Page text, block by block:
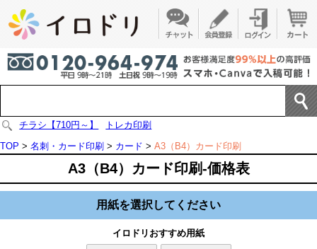
チラシ【710円～】
トレカ印刷
TOP > 名刺・カード印刷 > カード > A3（B4）カード印刷
A3（B4）カード印刷-価格表
用紙を選択してください
イロドリおすすめ用紙